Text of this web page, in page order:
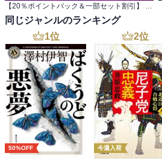
【20％ポイントバック＆一部セット割引】 人気長編小説対象
同じジャンルのランキング
1位
50%OFF
2位
今週入荷